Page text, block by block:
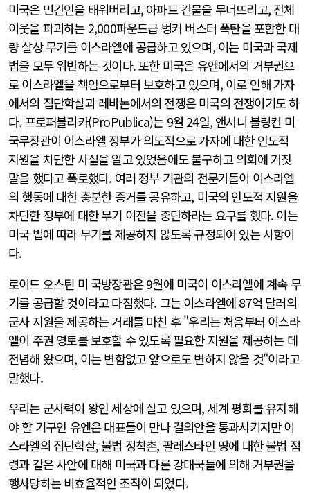
미국은 민간인을 태워버리고, 아파트 건물을 무너뜨리고, 전체
이웃을 파괴하는 2,000파운드급 벙커 버스터 폭탄을 포함한 대
량 살상 무기를 이스라엘에 공급하고 있으며, 이는 미국과 국제
법을 모두 위반하는 것이다. 또한 미국은 유엔에서의 거부권으
로 이스라엘을 책임으로부터 보호하고 있으며, 이로 인해 가자
에서의 집단학살과 레바논에서의 전쟁은 미국의 전쟁이기도 하
다. 프로퍼블리카(ProPublica)는 9월 24일, 앤서니 블링컨 미
국무장관이 이스라엘 정부가 의도적으로 가자에 대한 인도적
지원을 차단한 사실을 알고 있었음에도 불구하고 의회에 거짓
말을 했다고 폭로했다. 여러 정부 기관의 전문가들이 이스라엘
의 행동에 대한 충분한 증거를 공유하고, 미국의 인도적 지원을
차단한 정부에 대한 무기 이전을 중단하라는 요구를 했다. 이는
미국 법에 따라 무기를 제공하지 않도록 규정되어 있는 사항이
다.
로이드 오스틴 미 국방장관은 9월에 미국이 이스라엘에 계속 무
기를 공급할 것이라고 다짐했다. 그는 이스라엘에 87억 달러의
군사 지원을 제공하는 거래를 마친 후 "우리는 처음부터 이스라
엘이 주권 영토를 보호할 수 있도록 필요한 지원을 제공하는 데
전념해 왔으며, 이는 변함없고 앞으로도 변하지 않을 것"이라고
말했다.
우리는 군사력이 왕인 세상에 살고 있으며, 세계 평화를 유지해
야 할 기구인 유엔은 대표들이 만나 결의안을 통과시키지만 이
스라엘의 집단학살, 불법 정착촌, 팔레스타인 땅에 대한 불법 점
령과 같은 사안에 대해 미국과 다른 강대국들에 의해 거부권을
행사당하는 비효율적인 조직이 되었다.